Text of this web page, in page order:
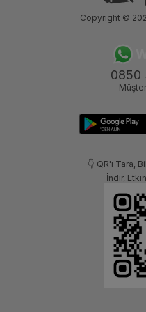
0850
👇 QR'ı Tara,
İndir,
Copyright ©